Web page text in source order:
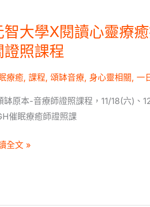
智大學X閱讀心靈療
證照課程
療癒,課程,頌缽音療, 身心靈相關 ,一
缽原本-音療師證照課程，11/18(六)、
催眠療癒師證照課
全文 »